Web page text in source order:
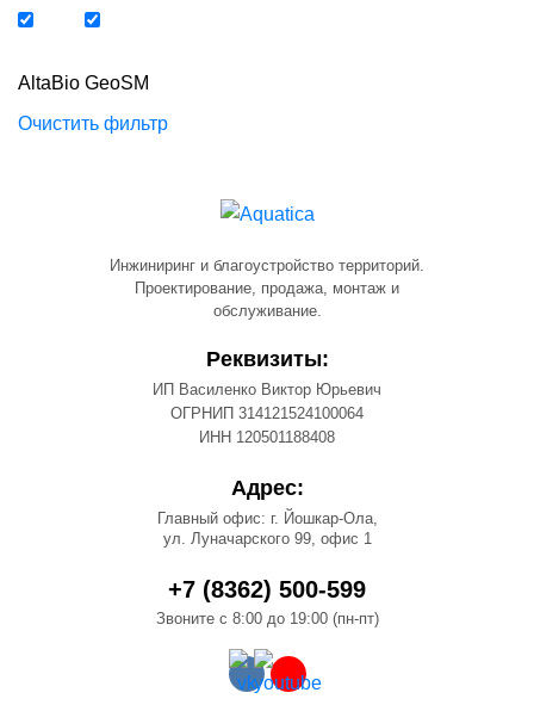
AltaBio GeoSM
Очистить фильтр
Инжиниринг и благоустройство территорий.
Проектирование, продажа, монтаж и
обслуживание.
Реквизиты:
ИП Василенко Виктор Юрьевич
ОГРНИП 314121524100064
ИНН 120501188408
Адрес:
Главный офис: г. Йошкар-Ола,
ул. Луначарского 99, офис 1
+7 (8362) 500-599
Звоните с 8:00 до 19:00 (пн-пт)